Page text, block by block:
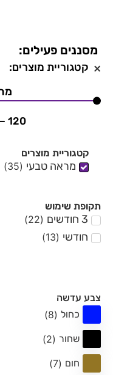
מסננים פעילים:
קטגוריית מוצרים: ×
120
קטגוריית מוצרים
מראה טבעי (
35
)
תקופת שימוש
3 חודשים (
22
)
חודשי (
13
)
צבע עדשה
כחול (
8
)
שחור (
2
)
חום (
7
)